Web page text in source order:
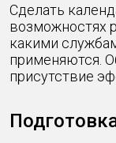
Сделать
возможностях
какими
применяются.
присутствие